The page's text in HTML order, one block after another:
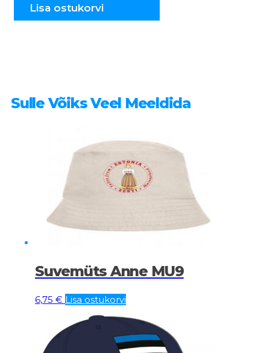
kogus
Lisa ostukorvi
Sulle Võiks Veel Meeldida
Suvemüts Anne MU9
6,75 € Lisa ostukorvi